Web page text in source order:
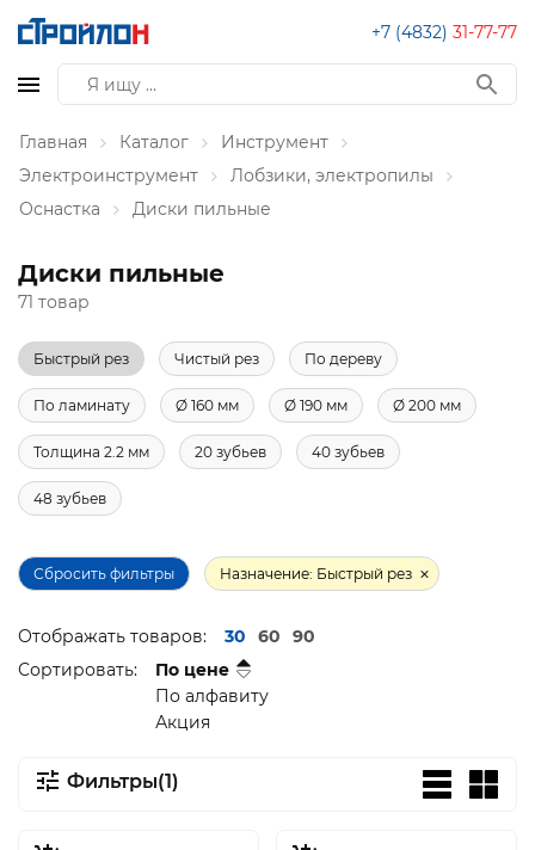
+7 (4832) 31-77-77
Главная Каталог
Инструмент
Электроинструмент
Лобзики, электропилы
Оснастка
Диски пильные
Диски пильные
71 товар
Быстрый рез Чистый рез По дереву
По ламинату Ø 160 мм Ø 190 мм Ø 200 мм
Толщина 2.2 мм 20 зубьев 40 зубьев
48 зубьев
Сбросить фильтры Назначение: Быстрый рез
Отображать товаров: 30 60
90
Сортировать:
По цене
По алфавиту
Акция
Фильтры(1)